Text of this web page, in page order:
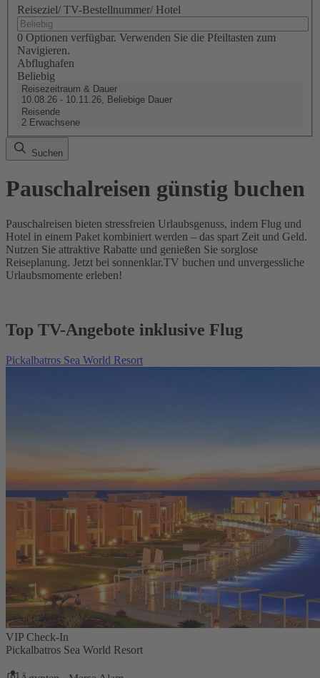
Reiseziel/ TV-Bestellnummer/ Hotel
0 Optionen verfügbar. Verwenden Sie die Pfeiltasten zum
Navigieren.
Abflughafen
Beliebig
Reisezeitraum & Dauer
10.08.26 - 10.11.26, Beliebige Dauer
Reisende
2 Erwachsene
Suchen
Pauschalreisen günstig buchen
Pauschalreisen bieten stressfreien Urlaubsgenuss, indem Flug und
Hotel in einem Paket kombiniert werden – das spart Zeit und Geld.
Nutzen Sie attraktive Rabatte und genießen Sie sorglose
Reiseplanung. Jetzt bei sonnenklar.TV buchen und unvergessliche
Urlaubsmomente erleben!
Top TV-Angebote inklusive Flug
Pickalbatros Sea World Resort
VIP Check-In
Pickalbatros Sea World Resort